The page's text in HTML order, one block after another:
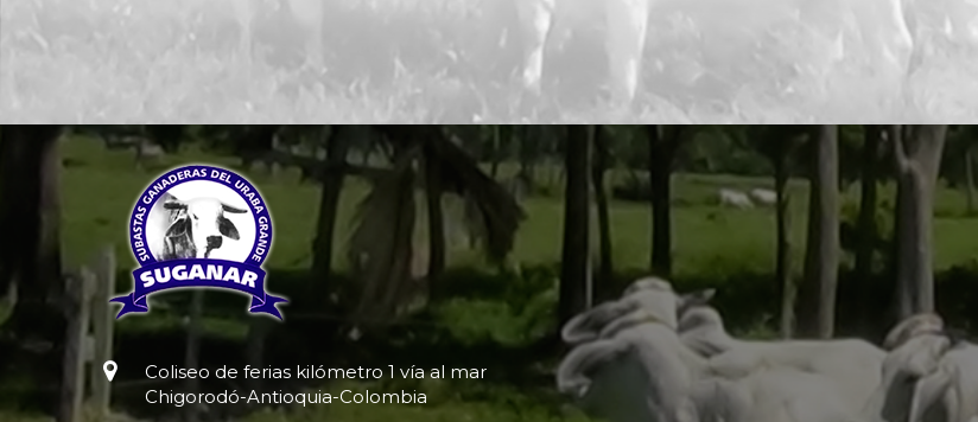
Coliseo de ferias kilómetro 1 vía al mar
Chigorodó-Antioquia-Colombia